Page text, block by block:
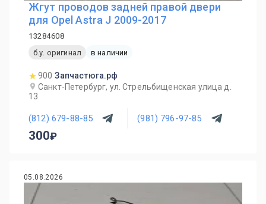
Жгут проводов задней правой двери
для Opel Astra J 2009-2017
13284608
б.у. оригинал
в наличии
900 Запчастюга.рф
Санкт-Петербург, ул. Стрельбищенская улица д.
13
(812) 679-88-85 (981) 796-97-85
300
05.08.2026